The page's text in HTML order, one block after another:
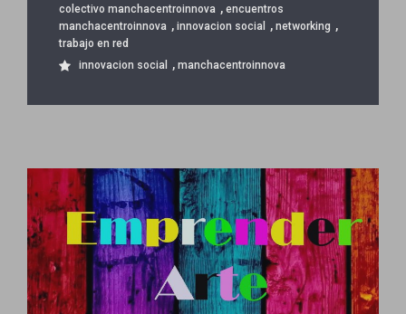
colectivo manchacentroinnova , encuentros
manchacentroinnova , innovacion social , networking ,
trabajo en red
innovacion social
, manchacentroinnova